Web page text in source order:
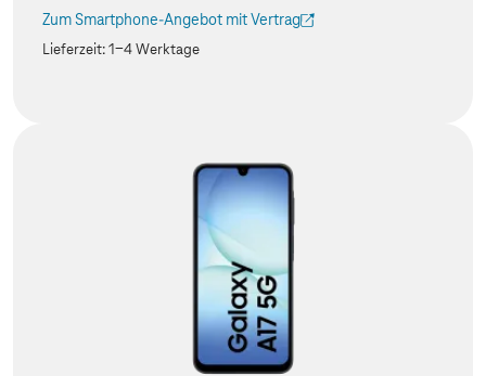
Zum Smartphone-Angebot mit Vertrag
(Der Link wird in einem neuen Tab geöffnet)
Lieferzeit:1-4 Werktage